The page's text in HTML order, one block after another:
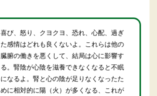
喜び、怒り、クヨクヨ、恐れ、心配、過ぎ
た感情はどれも良くないよ。これらは他の
臓腑の働きを悪くして、結局は心に影響す
る。腎陰が心陰を滋養できなくなると不眠
になるよ。腎と心の陰が足りなくなったた
めに相対的に陽（火）が多くなる、これが